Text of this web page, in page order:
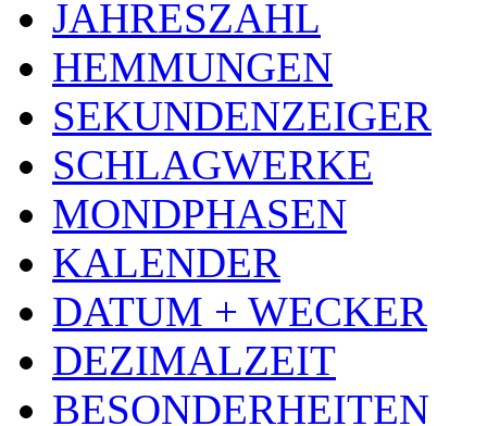
JAHRESZAHL
HEMMUNGEN
SEKUNDENZEIGER
SCHLAGWERKE
MONDPHASEN
KALENDER
DATUM + WECKER
DEZIMALZEIT
BESONDERHEITEN